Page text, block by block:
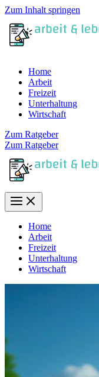
Zum Inhalt springen
Home
Arbeit
Freizeit
Unterhaltung
Wirtschaft
Zum Ratgeber
Zum Ratgeber
Home
Arbeit
Freizeit
Unterhaltung
Wirtschaft